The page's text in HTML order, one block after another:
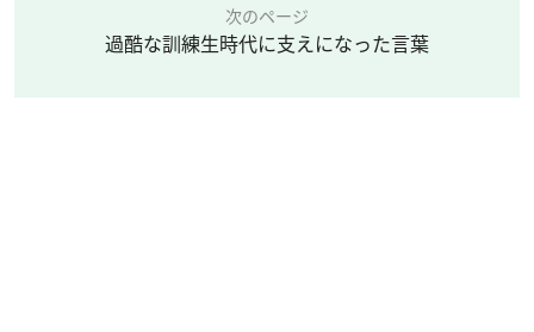
次のページ
過酷な訓練生時代に支えになった言葉